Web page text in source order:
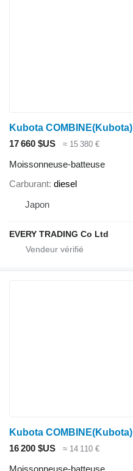
Kubota COMBINE(Kubota)
17 660 $US
≈ 15 380 €
Moissonneuse-batteuse
Carburant diesel
Japon
EVERY TRADING Co Ltd
Kubota COMBINE(Kubota)
16 200 $US
≈ 14 110 €